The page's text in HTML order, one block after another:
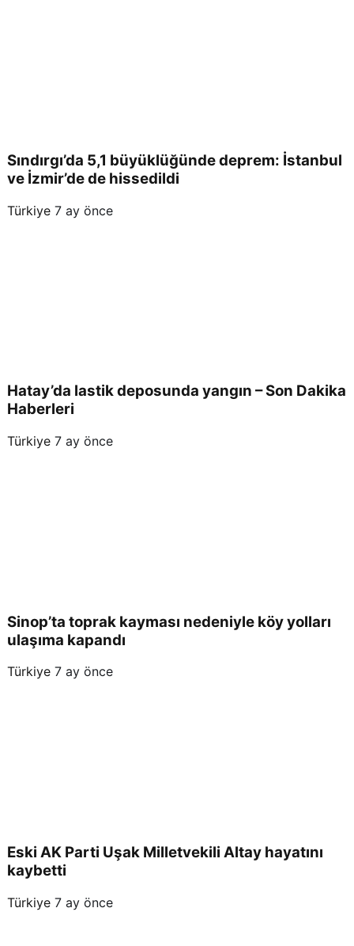
Sındırgı’da 5,1 büyüklüğünde deprem: İstanbul
ve İzmir’de de hissedildi
Türkiye 7 ay önce
Hatay’da lastik deposunda yangın – Son Dakika
Haberleri
Türkiye 7 ay önce
Sinop’ta toprak kayması nedeniyle köy yolları
ulaşıma kapandı
Türkiye 7 ay önce
Eski AK Parti Uşak Milletvekili Altay hayatını
kaybetti
Türkiye 7 ay önce